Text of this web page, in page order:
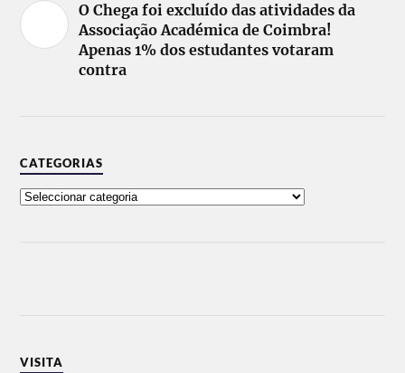
O Chega foi excluído das atividades da
Associação Académica de Coimbra!
Apenas 1% dos estudantes votaram
contra
CATEGORIAS
VISITA